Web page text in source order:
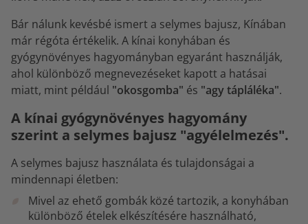
Bár nálunk kevésbé ismert a selymes bajusz, Kínában
már régóta értékelik. A kínai konyhában és
gyógynövényes hagyományban egyaránt használják,
ahol különböző megnevezéseket kapott a hatásai
miatt, mint például "okosgomba" és "agy tápláléka".
A kínai gyógynövényes hagyomány
szerint a selymes bajusz "agyélelmezés".
A selymes bajusz használata és tulajdonságai a
mindennapi életben:
Mivel az ehető gombák közé tartozik, a konyhában
különböző ételek elkészítésére használható,